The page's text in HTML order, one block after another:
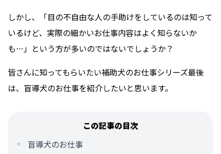
しかし、「目の不自由な人の手助けをしているのは知って
いるけど、 実際の細かいお仕事内容はよく知らないか
も…」という方が多いのではないでしょうか？
皆さんに知ってもらいたい補助犬のお仕事シリーズ最後
は、盲導犬のお仕事を紹介したいと思います。
この記事の目次
盲導犬のお仕事